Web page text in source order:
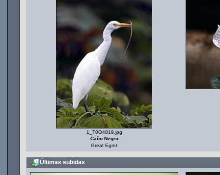
1_T0O4819.jpg
Caño Negro
Great Egret
Últimas subidas